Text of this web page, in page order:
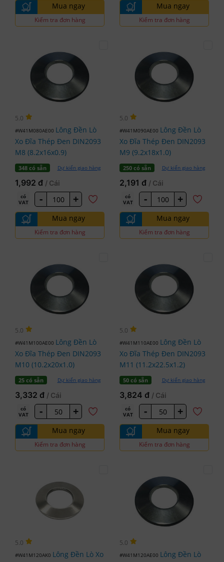
Mua ngay
Kiểm tra đơn hàng
Mua ngay
Kiểm tra đơn hàng
5.0
#W41M080AE00 Lông Đền Lò
Xo Đĩa Thép Đen DIN2093
M8 (8.2x16x0.9)
348 có sẵn Dự kiến giao hàng
1,992 đ / Cái
có
VAT
- +
Mua ngay
Kiểm tra đơn hàng
5.0
#W41M090AE00 Lông Đền Lò
Xo Đĩa Thép Đen DIN2093
M9 (9.2x18x1.0)
250 có sẵn Dự kiến giao hàng
2,191 đ / Cái
có
VAT
- +
Mua ngay
Kiểm tra đơn hàng
5.0
#W41M100AE00 Lông Đền Lò
Xo Đĩa Thép Đen DIN2093
M10 (10.2x20x1.0)
25 có sẵn Dự kiến giao hàng
3,332 đ / Cái
có
VAT
- +
Mua ngay
Kiểm tra đơn hàng
5.0
#W41M110AE00 Lông Đền Lò
Xo Đĩa Thép Đen DIN2093
M11 (11.2x22.5x1.2)
50 có sẵn Dự kiến giao hàng
3,824 đ / Cái
có
VAT
- +
Mua ngay
Kiểm tra đơn hàng
5.0
#W41M120AK0 Lông Đền Lò Xo
5.0
#W41M120AE00 Lông Đền Lò